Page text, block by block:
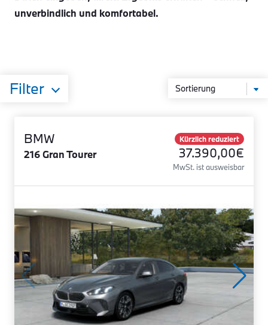
unverbindlich und komfortabel.
Filter
BMW
216 Gran Tourer
Kürzlich reduziert
37.390,00€
MwSt. ist ausweisbar